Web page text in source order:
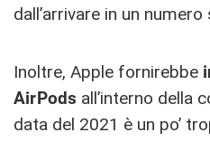
dall’arrivare in un
Inoltre, Apple fornirebbe
AirPods all’interno della
data del 2021 è un po’